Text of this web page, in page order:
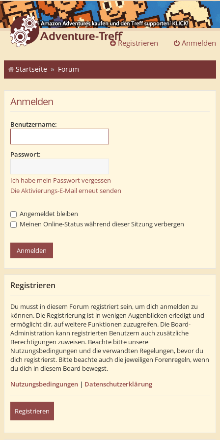
Anmelden
Registrieren
Startseite Forum
Anmelden
Benutzername:
Passwort:
Ich habe mein Passwort vergessen
Die Aktivierungs-E-Mail erneut senden
Angemeldet bleiben
Meinen Online-Status während dieser Sitzung verbergen
Registrieren
Du musst in diesem Forum registriert sein, um dich anmelden zu
können. Die Registrierung ist in wenigen Augenblicken erledigt und
ermöglicht dir, auf weitere Funktionen zuzugreifen. Die Board-
Administration kann registrierten Benutzern auch zusätzliche
Berechtigungen zuweisen. Beachte bitte unsere
Nutzungsbedingungen und die verwandten Regelungen, bevor du
dich registrierst. Bitte beachte auch die jeweiligen Forenregeln, wenn
du dich in diesem Board bewegst.
Nutzungsbedingungen | Datenschutzerklärung
Registrieren